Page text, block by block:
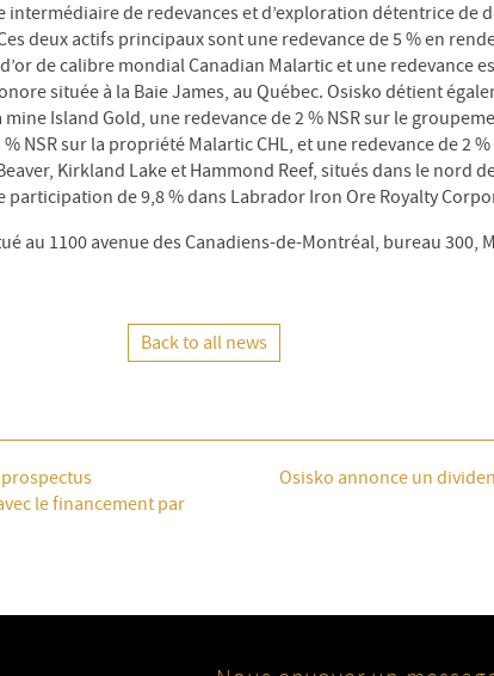
intermédiaire de redevances et d’exploration détentrice de
deux actifs principaux sont une redevance de 5 % en
de calibre mondial Canadian Malartic et une redevance
située à la Baie James, au Québec. Osisko détient
mine Island Gold, une redevance de 2 % NSR sur le
NSR sur la propriété Malartic CHL, et une redevance de 2
Kirkland Lake et Hammond Reef, situés dans le nord
participation de 9,8 % dans Labrador Iron Ore Royalty
au 1100 avenue des Canadiens-de-Montréal, bureau 300,
Back to all news
le financement par
Osisko annonce un